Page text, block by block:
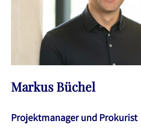
Markus Büchel
Projektmanager und Prokurist